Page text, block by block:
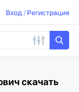
Вход/ Регистрация
скачать